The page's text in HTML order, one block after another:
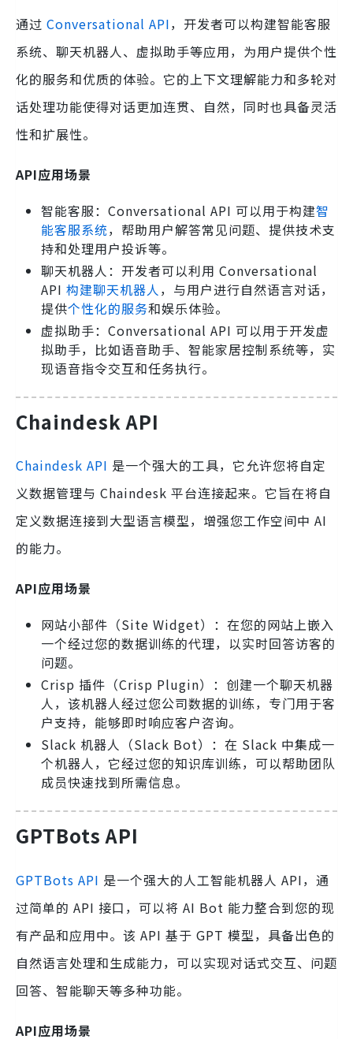
通过 Conversational API，开发者可以构建智能客服
系统、聊天机器人、虚拟助手等应用，为用户提供个性
化的服务和优质的体验。它的上下文理解能力和多轮对
话处理功能使得对话更加连贯、自然，同时也具备灵活
性和扩展性。
API应用场景
智能客服：Conversational API 可以用于构建智
能客服系统，帮助用户解答常见问题、提供技术支
持和处理用户投诉等。
聊天机器人：开发者可以利用 Conversational
API 构建聊天机器人，与用户进行自然语言对话，
提供个性化的服务和娱乐体验。
虚拟助手：Conversational API 可以用于开发虚
拟助手，比如语音助手、智能家居控制系统等，实
现语音指令交互和任务执行。
Chaindesk API
Chaindesk API 是一个强大的工具，它允许您将自定
义数据管理与 Chaindesk 平台连接起来。它旨在将自
定义数据连接到大型语言模型，增强您工作空间中 AI
的能力。
API应用场景
网站小部件（Site Widget）：在您的网站上嵌入
一个经过您的数据训练的代理，以实时回答访客的
问题。
Crisp 插件（Crisp Plugin）：创建一个聊天机器
人，该机器人经过您公司数据的训练，专门用于客
户支持，能够即时响应客户咨询。
Slack 机器人（Slack Bot）：在 Slack 中集成一
个机器人，它经过您的知识库训练，可以帮助团队
成员快速找到所需信息。
GPTBots API
GPTBots API 是一个强大的人工智能机器人 API，通
过简单的 API 接口，可以将 AI Bot 能力整合到您的现
有产品和应用中。该 API 基于 GPT 模型，具备出色的
自然语言处理和生成能力，可以实现对话式交互、问题
回答、智能聊天等多种功能。
API应用场景